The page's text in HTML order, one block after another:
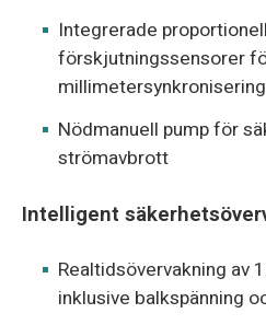
Integrerade
förskjutningssensorer
Nödmanuell pump för
strömavbrott
Intelligent
Realtidsövervakning av
inklusive balkspänning